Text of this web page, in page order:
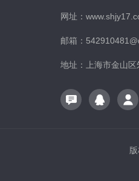
网址：
邮箱：
地址：上海市金山区